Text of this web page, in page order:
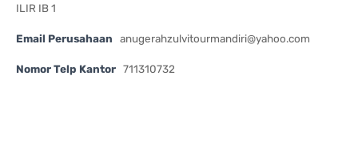
ILIR IB 1
Email Perusahaan anugerahzulvitourmandiri@yahoo.com
Nomor Telp Kantor 711310732